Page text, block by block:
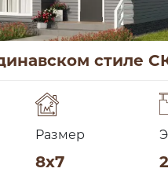
стиле
Размер
8х7